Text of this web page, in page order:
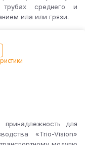
трубах среднего и
ила или грязи.
принадлежность для
«Trio-Vision»